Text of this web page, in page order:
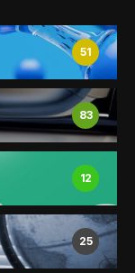
51
83
12
25